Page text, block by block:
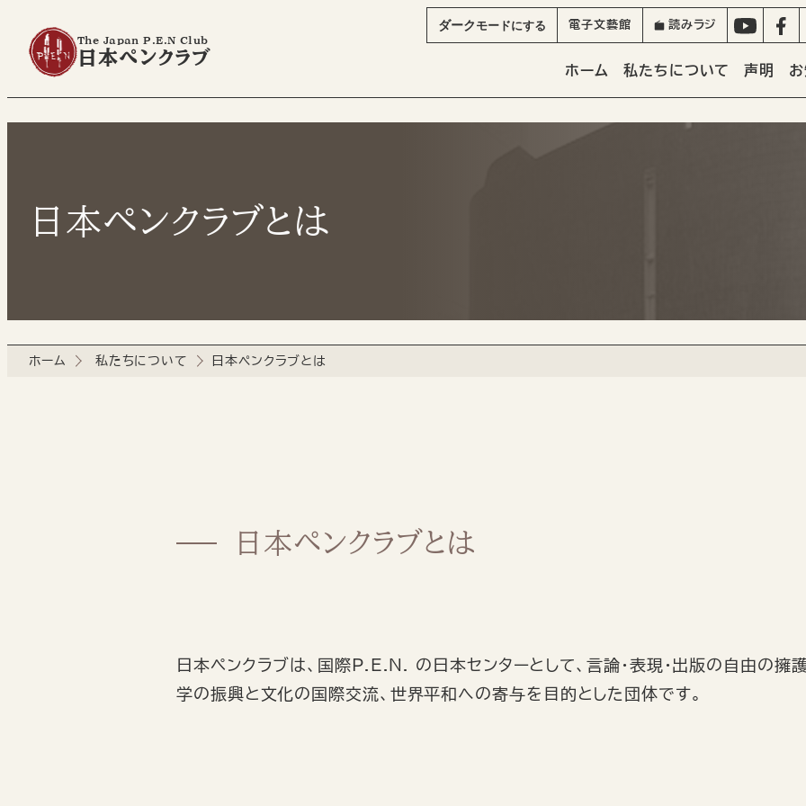
The Japan P.E.N Club
日本ペンクラブ
電子文藝館 読みラジ
ダーク モードにする
ホーム 私たちについて 声明
日本ペンクラブとは
ホーム 私たちについて 日本ペンクラブとは
日本ペンクラブとは
日本ペンクラブは、国際P.E.N. の日本センターとして、言論・表現・出版の自由の擁
学の振興と文化の国際交流、世界平和への寄与を目的とした団体です。